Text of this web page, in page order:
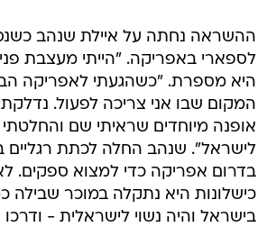
ההשראה נחתה על איילת שנהב
לספארי באפריקה. "הייתי מעצבת
היא מספרת. "כשהגעתי לאפריקה
המקום שבו אני צריכה לפעול.
אופנה מיוחדים שראיתי שם
לישראל". שנהב החלה לכתת רגליים
בדרום אפריקה כדי למצוא ספקים.
כישלונות היא נתקלה במוכר שבילה
בישראל והיה נשוי לישראלית -